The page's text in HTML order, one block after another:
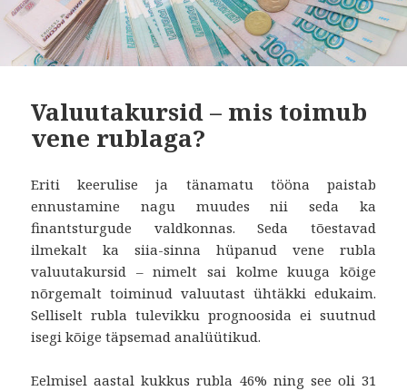
Valuutakursid – mis toimub
vene rublaga?
Eriti keerulise ja tänamatu tööna paistab
ennustamine nagu muudes nii seda ka
finantsturgude valdkonnas. Seda tõestavad
ilmekalt ka siia-sinna hüpanud vene rubla
valuutakursid – nimelt sai kolme kuuga kõige
nõrgemalt toiminud valuutast ühtäkki edukaim.
Selliselt rubla tulevikku prognoosida ei suutnud
isegi kõige täpsemad analüütikud.
Eelmisel aastal kukkus rubla 46% ning see oli 31